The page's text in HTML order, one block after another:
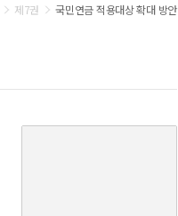
제7권 국민연금 적용대상 확대 방안